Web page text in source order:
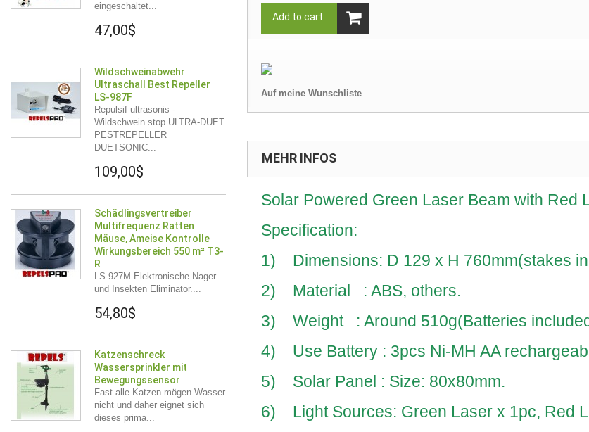
eingeschaltet...
47,00$
Wildschweinabwehr
Ultraschall Best Repeller
LS-987F
Repulsif ultrasonis -
Wildschwein stop ULTRA-DUET
PESTREPELLER
DUETSONIC...
109,00$
Schädlingsvertreiber
Multifrequenz Ratten
Mäuse, Ameise Kontrolle
Wirkungsbereich 550 m² T3-
R
LS-927M Elektronische Nager
und Insekten Eliminator....
54,80$
Katzenschreck
Wassersprinkler mit
Bewegungssensor
Fast alle Katzen mögen Wasser
nicht und daher eignet sich
dieses prima...
Add to cart
Auf meine Wunschliste
MEHR INFOS
Solar Powered Green Laser Beam with Red
Specification:
1) Dimensions: D 129 x H 760mm(stakes
2) Material : ABS, others.
3) Weight : Around 510g(Batteries
4) Use Battery : 3pcs Ni-MH AA
5) Solar Panel : Size: 80x80mm.
6) Light Sources: Green Laser x 1pc, Red